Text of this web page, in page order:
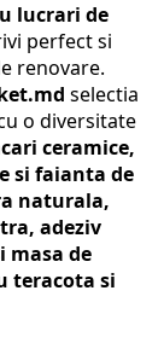
lucrari de
perfect si
renovare.
selectia
o diversitate
ceramice,
si faianta de
naturala,
adeziv
masa de
teracota si